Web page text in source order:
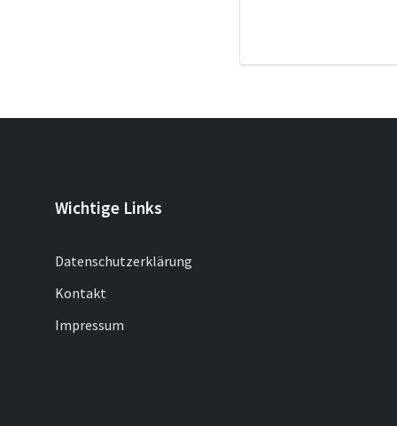
Wichtige Links
Datenschutzerklärung
Kontakt
Impressum